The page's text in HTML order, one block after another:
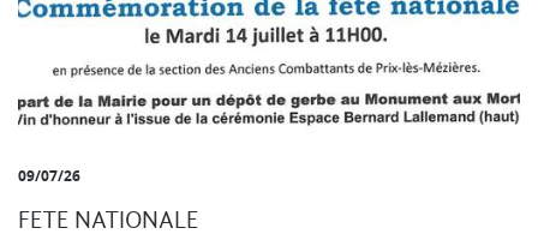
09/07/26
FETE NATIONALE